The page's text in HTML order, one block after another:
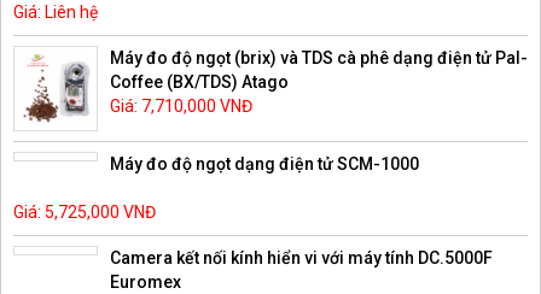
Giá: Liên hệ
Máy đo độ ngọt (brix) và TDS cà phê dạng điện tử Pal-
Coffee (BX/TDS) Atago
Giá: 7,710,000 VNĐ
Máy đo độ ngọt dạng điện tử SCM-1000
Giá: 5,725,000 VNĐ
Camera kết nối kính hiển vi với máy tính DC.5000F
Euromex